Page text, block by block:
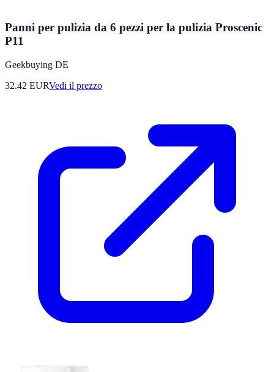
Panni per pulizia da 6 pezzi per la pulizia Proscenic
P11
Geekbuying DE
32.42 EURVedi il prezzo